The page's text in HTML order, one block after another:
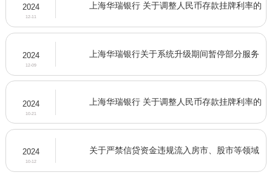
2024
12-11
上海华瑞银行 关于调整人民币存款挂牌利率的
2024
12-09
上海华瑞银行关于系统升级期间暂停部分服务
2024
10-21
上海华瑞银行 关于调整人民币存款挂牌利率的
2024
10-12
关于严禁信贷资金违规流入房市、股市等领域